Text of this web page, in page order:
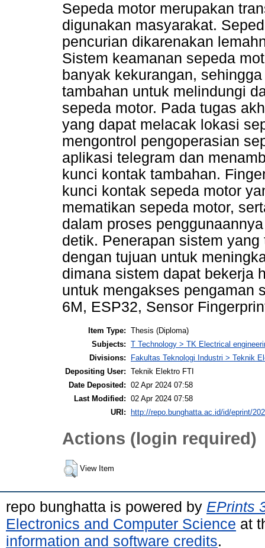
Sepeda motor merupakan
digunakan masyarakat.
pencurian dikarenakan
Sistem keamanan sepeda
banyak kekurangan,
tambahan untuk melindungi
sepeda motor. Pada tugas
yang dapat melacak lokasi
mengontrol pengoperasian
aplikasi telegram dan
kunci kontak tambahan.
kunci kontak sepeda motor
mematikan sepeda motor,
dalam proses
detik. Penerapan sistem
dengan tujuan untuk
dimana sistem dapat bekerja
untuk mengakses pengaman
6M, ESP32, Sensor
Item Type: Thesis (Diploma)
Subjects: T Technology > TK Electrical
Divisions:
Fakultas Teknologi Industri > Teknik
Depositing User: Teknik Elektro FTI
Date Deposited: 02 Apr 2024 07:58
Last Modified: 02 Apr 2024 07:58
URI:
http://repo.bunghatta.ac.id/id/eprint/
Actions (login required)
View Item
repo bunghatta is powered by EPrints
Electronics and Computer Science at
information and software credits.